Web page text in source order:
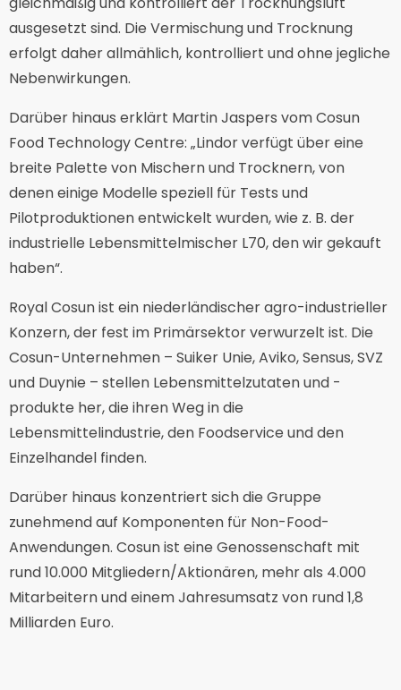
ausgesetzt sind. Die Vermischung und Trocknung
erfolgt daher allmählich, kontrolliert und ohne jegliche
Nebenwirkungen.
Darüber hinaus erklärt Martin Jaspers vom Cosun
Food Technology Centre: „Lindor verfügt über eine
breite Palette von Mischern und Trocknern, von
denen einige Modelle speziell für Tests und
Pilotproduktionen entwickelt wurden, wie z. B. der
industrielle Lebensmittelmischer L70, den wir gekauft
haben“.
Royal Cosun ist ein niederländischer agro-industrieller
Konzern, der fest im Primärsektor verwurzelt ist. Die
Cosun-Unternehmen – Suiker Unie, Aviko, Sensus, SVZ
und Duynie – stellen Lebensmittelzutaten und -
produkte her, die ihren Weg in die
Lebensmittelindustrie, den Foodservice und den
Einzelhandel finden.
Darüber hinaus konzentriert sich die Gruppe
zunehmend auf Komponenten für Non-Food-
Anwendungen. Cosun ist eine Genossenschaft mit
rund 10.000 Mitgliedern/Aktionären, mehr als 4.000
Mitarbeitern und einem Jahresumsatz von rund 1,8
Milliarden Euro.